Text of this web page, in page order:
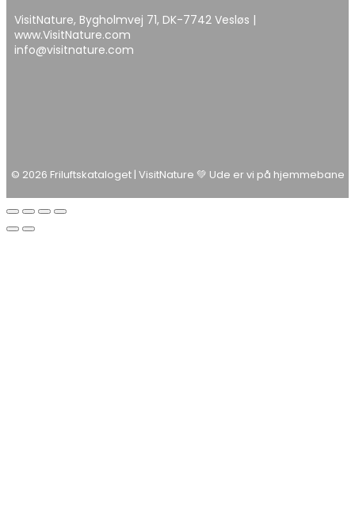
VisitNature, Bygholmvej 71, DK-7742 Vesløs |
www.VisitNature.com
info@visitnature.com
© 2026 Friluftskataloget | VisitNature 💚 Ude er vi på hjemmebane